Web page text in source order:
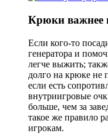
Крюки важнее
Если кого-то
генератора и
легче выжить;
долго на крюке не
если есть
внутриигровые
больше, чем за
такое же правило
игрокам.